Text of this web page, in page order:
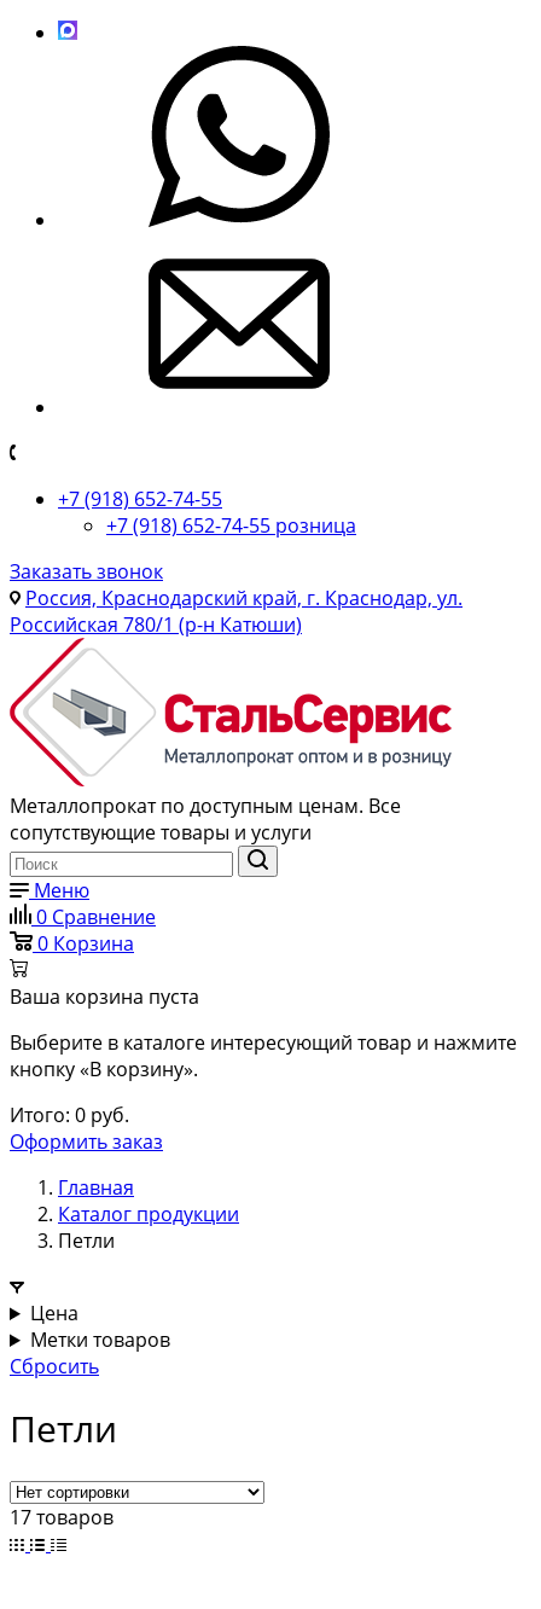
+7 (918) 652-74-55
+7 (918) 652-74-55 розница
Заказать звонок
Россия, Краснодарский край, г. Краснодар, ул.
Российская 780/1 (р-н Катюши)
Металлопрокат по доступным ценам. Все
сопутствующие товары и услуги
Меню
0 Сравнение
0 Корзина
Ваша корзина пуста
Выберите в каталоге интересующий товар и нажмите
кнопку «В корзину».
Итого: 0 руб.
Оформить заказ
Главная
Каталог продукции
Петли
Цена
Метки товаров
Сбросить
Петли
17 товаров